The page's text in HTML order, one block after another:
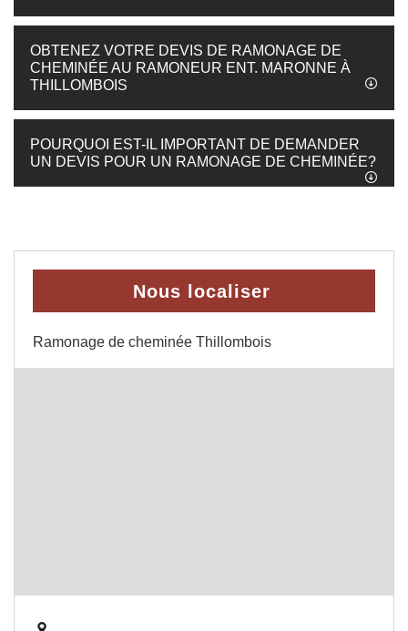
OBTENEZ VOTRE DEVIS DE RAMONAGE DE
CHEMINÉE AU RAMONEUR ENT. MARONNE À
THILLOMBOIS
POURQUOI EST-IL IMPORTANT DE DEMANDER
UN DEVIS POUR UN RAMONAGE DE CHEMINÉE?
Nous localiser
Ramonage de cheminée Thillombois